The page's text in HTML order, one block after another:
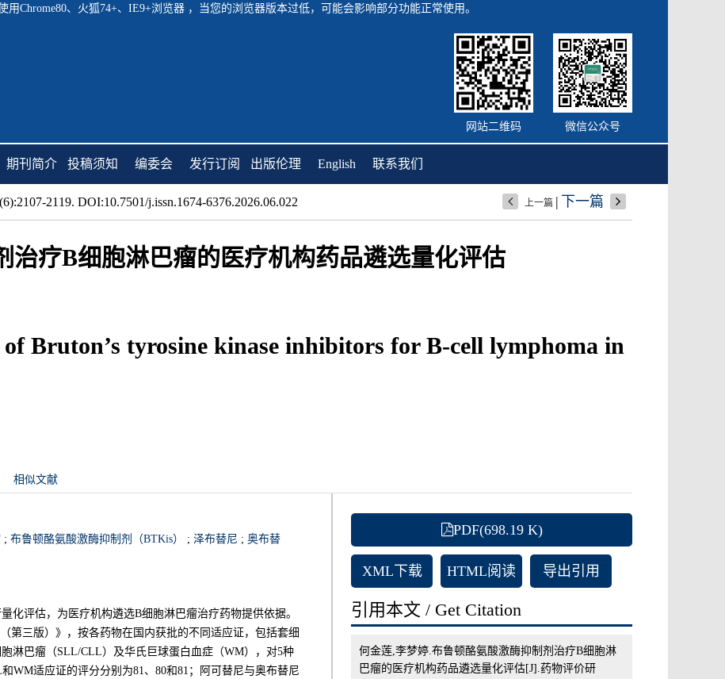
用Chrome80、火狐74+、IE9+浏览器 ，当您的浏览器版本过低，可能会影响部分功能正常使用。
微信公众号
网站二维码
期刊简介 投稿须知 编委会 发行订阅 出版伦理 English 联系我们
2119. DOI:10.7501/j.issn.1674-6376.2026.06.022 上一篇 | 下一篇
治疗B细胞淋巴瘤的医疗机构药品遴选量化评估
of Bruton’s tyrosine kinase inhibitors for B-cell lymphoma in
相似文献
; 布鲁顿酪氨酸激酶抑制剂（BTKis） ; 泽布替尼 ; 奥布替
化评估，为医疗机构遴选B细胞淋巴瘤治疗药物提供依据。
第三版）》，按各药物在国内获批的不同适应证，包括套细
淋巴瘤（SLL/CLL）及华氏巨球蛋白血症（WM），对5种
WM适应证的评分分别为81、80和81；阿可替尼与奥布替尼
PDF(698.19 K)
XML下载 HTML阅读 导出引用
引用本文 / Get Citation
何金莲,李梦婷.布鲁顿酪氨酸激酶抑制剂治疗B细胞淋
巴瘤的医疗机构药品遴选量化评估[J].药物评价研